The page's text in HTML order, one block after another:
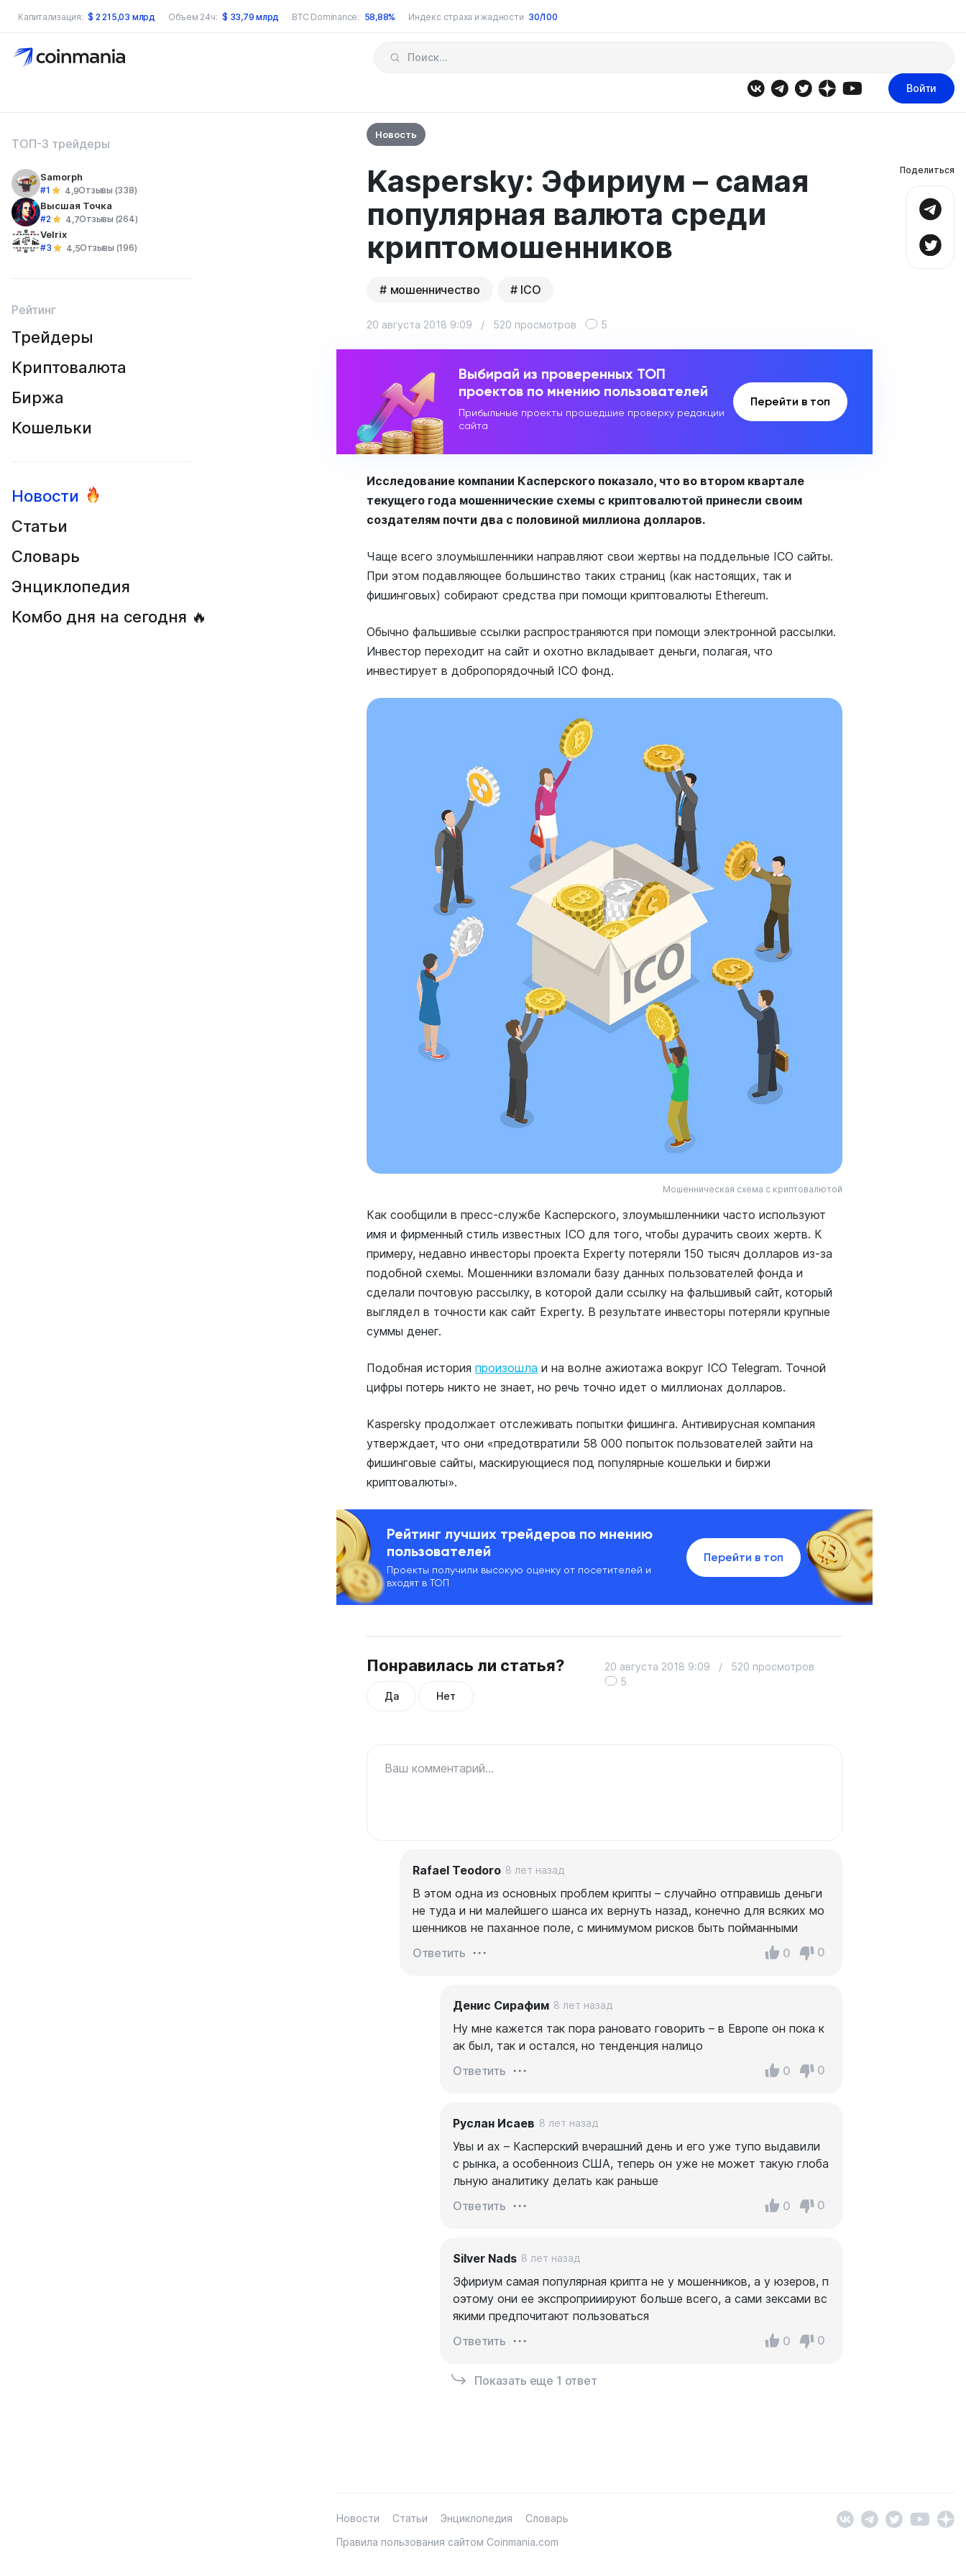
Капитализация: $ 2 215,03 млрд Объем 24ч: $ 33,79 млрд BTC Dominance: 58,88% Индекс страха и жадности 30/100
по сайту
Войти
ТОП-3 трейдеры
Samorph
#1 4,9Отзывы (338)
Высшая Точка
#2 4,7Отзывы (264)
Velrix
#3 4,5Отзывы (196)
Рейтинг
Трейдеры
Криптовалюта
Биржа
Кошельки
Новости
Статьи
Словарь
Энциклопедия
Комбо дня на сегодня 🔥
Новость
Kaspersky: Эфириум – самая
популярная валюта среди
криптомошенников
мошенничество ICO
20 августа 2018 9:09 / 520 просмотров 5
Выбирай из проверенных ТОП
проектов по мнению пользователей
Прибыльные проекты прошедшие проверку редакции
сайта
Перейти в топ
Исследование компании Касперского показало, что во втором квартале
текущего года мошеннические схемы с криптовалютой принесли своим
создателям почти два с половиной миллиона долларов.
Чаще всего злоумышленники направляют свои жертвы на поддельные ICO сайты.
При этом подавляющее большинство таких страниц (как настоящих, так и
фишинговых) собирают средства при помощи криптовалюты Ethereum.
Обычно фальшивые ссылки распространяются при помощи электронной рассылки.
Инвестор переходит на сайт и охотно вкладывает деньги, полагая, что
инвестирует в добропорядочный ICO фонд.
Мошенническая схема с криптовалютой
Как сообщили в пресс-службе Касперского, злоумышленники часто используют
имя и фирменный стиль известных ICO для того, чтобы дурачить своих жертв. К
примеру, недавно инвесторы проекта Experty потеряли 150 тысяч долларов из-за
подобной схемы. Мошенники взломали базу данных пользователей фонда и
сделали почтовую рассылку, в которой дали ссылку на фальшивый сайт, который
выглядел в точности как сайт Experty. В результате инвесторы потеряли крупные
суммы денег.
Подобная история произошла и на волне ажиотажа вокруг ICO Telegram. Точной
цифры потерь никто не знает, но речь точно идет о миллионах долларов.
Kaspersky продолжает отслеживать попытки фишинга. Антивирусная компания
утверждает, что они «предотвратили 58 000 попыток пользователей зайти на
фишинговые сайты, маскирующиеся под популярные кошельки и биржи
криптовалюты».
Рейтинг лучших трейдеров по мнению
пользователей
Проекты получили высокую оценку от посетителей и
входят в ТОП
Перейти в топ
Понравилась ли статья?
Да Нет
20 августа 2018 9:09 /
520 просмотров
5
Ваш комментарий...
Rafael Teodoro 8 лет назад
В этом одна из основных проблем крипты – случайно отправишь деньги
не туда и ни малейшего шанса их вернуть назад, конечно для всяких мо
шенников не паханное поле, с минимумом рисков быть пойманными
Ответить
0 0
Денис Сирафим 8 лет назад
Ну мне кажется так пора рановато говорить – в Европе он пока к
ак был, так и остался, но тенденция налицо
Ответить
0 0
Руслан Исаев 8 лет назад
Увы и ах – Касперский вчерашний день и его уже тупо выдавили
с рынка, а особенноиз США, теперь он уже не может такую глоба
льную аналитику делать как раньше
Ответить
0 0
Silver Nads 8 лет назад
Эфириум самая популярная крипта не у мошенников, а у юзеров, п
оэтому они ее экспроприиируют больше всего, а сами зексами вс
якими предпочитают пользоваться
Ответить
0 0
Показать еще 1 ответ
Поделиться
Новости Статьи Энциклопедия
Словарь
Правила пользования сайтом Coinmania.com